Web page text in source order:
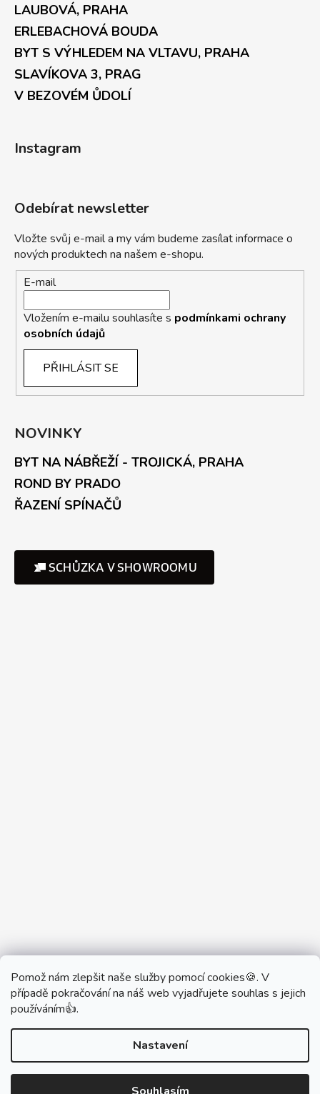
Pomož nám zlepšit naše služby pomocí cookies🍪. V
případě pokračování na náš web vyjadřujete souhlas s jejich
používáním👍.
Nastavení
LAUBOVÁ, PRAHA
ERLEBACHOVÁ BOUDA
BYT S VÝHLEDEM NA VLTAVU, PRAHA
SLAVÍKOVA 3, PRAG
V BEZOVÉM ŮDOLÍ
Instagram
Odebírat newsletter
Vložte svůj e-mail a my vám budeme zasílat informace o
nových produktech na našem e-shopu.
E-mail
Vložením e-mailu souhlasíte s podmínkami ochrany
osobních údajů
PŘIHLÁSIT SE
NOVINKY
BYT NA NÁBŘEŽÍ - TROJICKÁ, PRAHA
ROND BY PRADO
ŘAZENÍ SPÍNAČŮ
SCHŮZKA V SHOWROOMU
Partner Showroom MONOBRAND
Partner Eshop Monobrand.online
Vytvořil Shoptet